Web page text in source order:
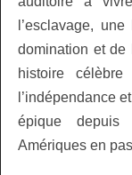
l’esclavage,
domination et de
histoire
l’indépendance
épique depuis
Amériques en